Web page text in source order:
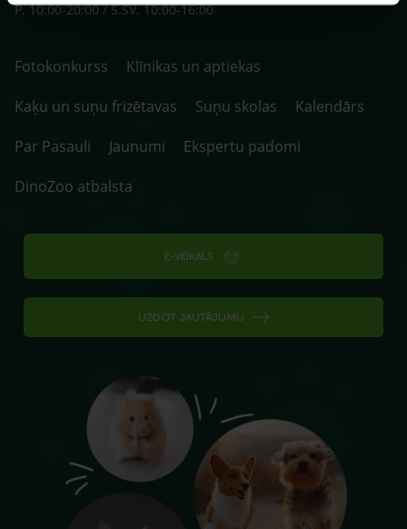
P. 10:00-20:00 / S.SV. 10:00-16:00
Fotokonkurss
Klīnikas un aptiekas
Kaķu un suņu frizētavas
Suņu skolas
Kalendārs
Par Pasauli
Jaunumi
Ekspertu padomi
DinoZoo atbalsta
E-VEIKALS
UZDOT JAUTĀJUMU